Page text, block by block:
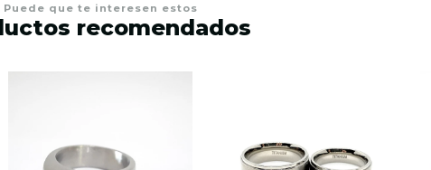
Puede que te interesen estos
recomendados